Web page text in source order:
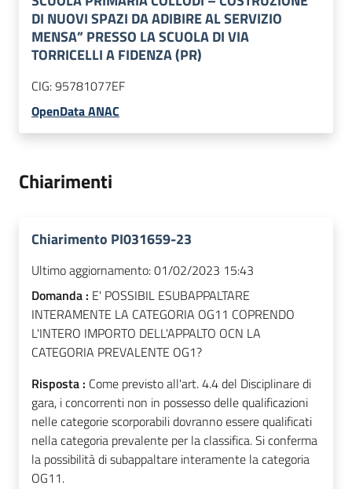
DI NUOVI SPAZI DA ADIBIRE AL SERVIZIO
MENSA” PRESSO LA SCUOLA DI VIA
TORRICELLI A FIDENZA (PR)
CIG:95781077EF
OpenData ANAC
Chiarimenti
Chiarimento PI031659-23
Ultimo aggiornamento:01/02/2023 15:43
Domanda : E' POSSIBIL ESUBAPPALTARE
INTERAMENTE LA CATEGORIA OG11 COPRENDO
L'INTERO IMPORTO DELL'APPALTO OCN LA
CATEGORIA PREVALENTE OG1?
Risposta : Come previsto all'art. 4.4 del Disciplinare di
gara, i concorrenti non in possesso delle qualificazioni
nelle categorie scorporabili dovranno essere qualificati
nella categoria prevalente per la classifica. Si conferma
la possibilità di subappaltare interamente la categoria
OG11.